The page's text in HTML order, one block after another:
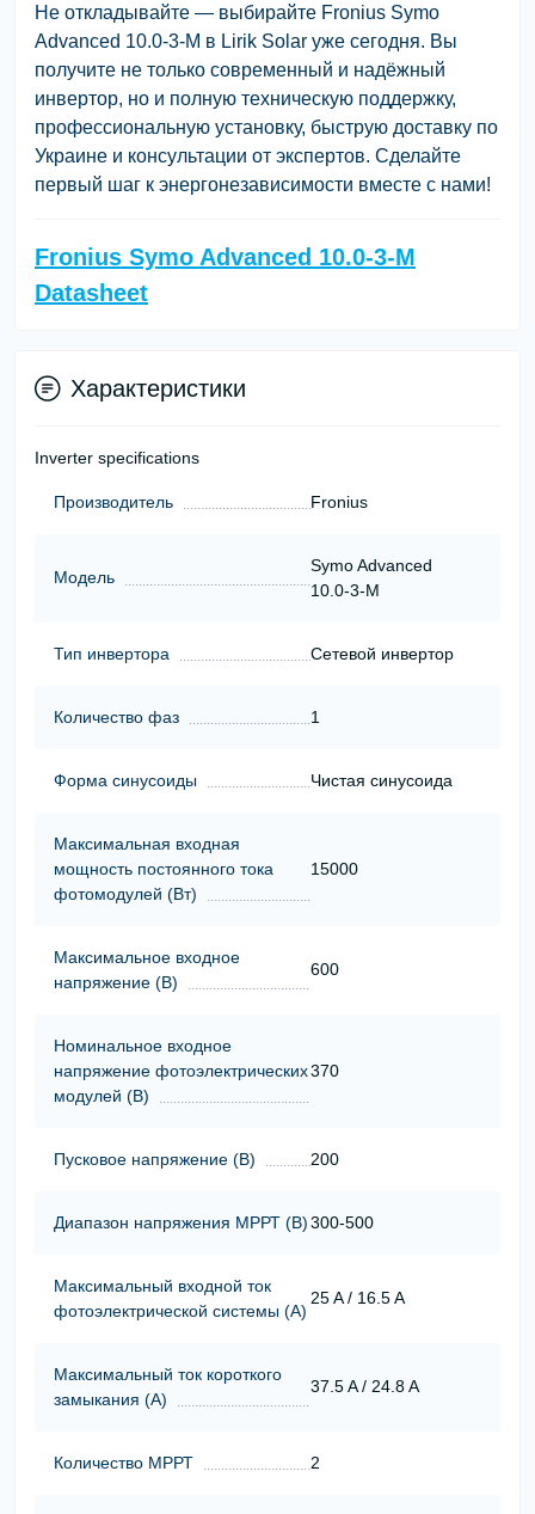
Не откладывайте — выбирайте Fronius Symo
Advanced 10.0-3-M в Lirik Solar уже сегодня. Вы
получите не только современный и надёжный
инвертор, но и полную техническую поддержку,
профессиональную установку, быструю доставку по
Украине и консультации от экспертов. Сделайте
первый шаг к энергонезависимости вместе с нами!
Fronius Symo Advanced 10.0-3-M
Datasheet
Характеристики
Inverter specifications
Производитель Fronius
Модель
Symo Advanced
10.0-3-M
Тип инвертора Сетевой инвертор
Количество фаз 1
Форма синусоиды Чистая синусоида
Максимальная входная
мощность постоянного тока
фотомодулей (Вт)
15000
Максимальное входное
напряжение (В)
600
Номинальное входное
напряжение фотоэлектрических
модулей (В)
370
Пусковое напряжение (В) 200
Диапазон напряжения МРРТ (В)300-500
Максимальный входной ток
фотоэлектрической системы (А)
25 A / 16.5 A
Максимальный ток короткого
замыкания (А)
37.5 A / 24.8 A
Количество МРРТ 2